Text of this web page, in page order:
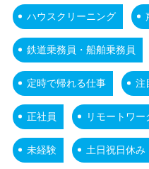
ハウスクリーニング
鉄道乗務員・船舶乗務員
定時で帰れる仕事 注
正社員 リモートワ
未経験 土日祝日休み